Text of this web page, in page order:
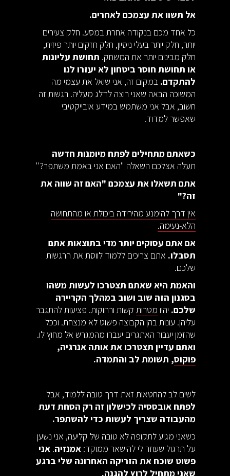
אל תשוו את עצמכם לאחרים.
כל אחד מכם בנקודה אחרת במסע. חלק צעירים
יותר, חלק יותר בעלי ניסיון, חלק חזקים יותר פיזית,
חלק מבינים יותר את המשחק. תחושת עליונות
או תחושת חוסר ביטחון לא יעזרו לנו
להתקדם. במקום זה, אני שואל את עצמי מה
המשוכה הבאה שאני רוצה לדלג מעליה. רגשות זה
חשוב, אבל אני משתמש במידע אובייקטיבי
שאפשר למדוד.
כשאתם מתחילים לפתח מיומנות חדשה
תעלה אצלכם השאלה "האם אני באמת משתפר?"
אתם תשאלו את עצמכם "האם זה שווה את
זה?"
אין דרך להימנע מהירידה ביכולת או מהתחושה
הלא-נעימה.
אם אתם עסוקים יותר מדי בתוצאות אתם
תסבלו. אתם צריכים ללמוד לווסת את הרגשות
שלכם.
והאמת היא שאתם תצטרכו לעשות משהו
בסגנון הזה שוב ושוב במהלך הקריירה
שלכם. יהיו מטרות קשות ורחוקות. פציעות להתגבר
עליהן. עונות בהן הקבוצה פשוט לא מנצחת. וככל
שהזמן יעבור האתגרים יעברו מהמגרש אל מחוץ לו.
ואתם עדיין תצטרכו את אותה אנרגיה,
פוקוס, תשומת לב והתמדה.
לשים לב להחטאות זאת דרך טובה ללמוד, אבל
לפתח אובססיה לכישלון זה רק הסחת דעת
מהעבודה שצריך לעשות כדי להשתפר.
כשאני מגיע לתקופה לא טובה של קליעה, אני נשען
על תרגול שעוזר לי להישאר ממוקד:אמנזיה.אני
פשוט שוכח את הזריקה האחרונה שלי ברגע
שאני מתחיל לרוץ להגנה.